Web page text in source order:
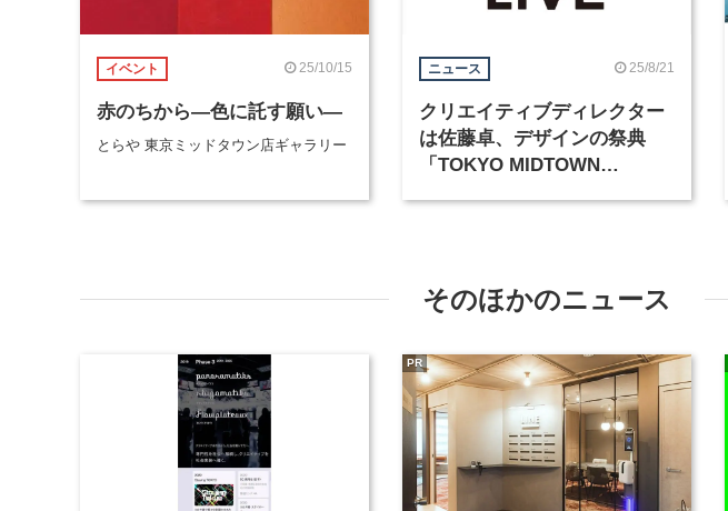
イベント 25/10/15
赤のちから―色に託す願い―
とらや 東京ミッドタウン店ギャラリー
ニュース 25/8/21
クリエイティブディレクター
は佐藤卓、デザインの祭典
「TOKYO MIDTOWN
そのほかのニュース
PR